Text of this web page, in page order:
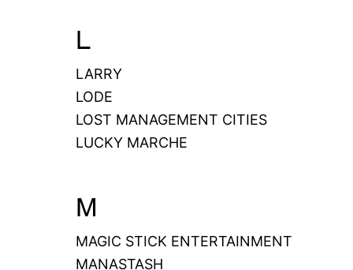
L
LARRY
LODE
LOST MANAGEMENT CITIES
LUCKY MARCHE
M
MAGIC STICK ENTERTAINMENT
MANASTASH